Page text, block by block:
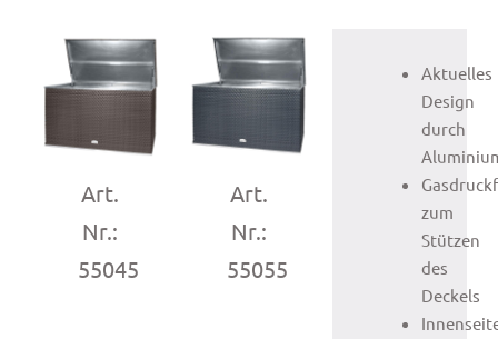
Art.
Nr.:
55045
Art.
Nr.:
55055
Aktuelles
Design
durch
zum
Stützen
des
Deckels